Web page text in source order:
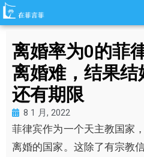
跳
至
离婚率为0的菲
离婚难，结果
还有期限
8 1 月, 2022
菲律宾作为一个天主教国家
离婚的国家。这除了有宗教